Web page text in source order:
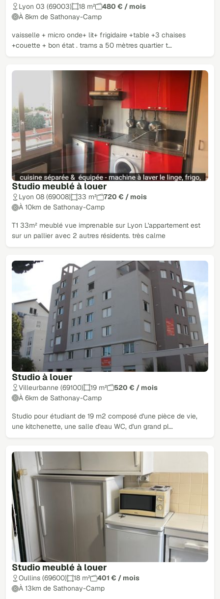
Lyon 03 (69003) 18 m²
480 € / mois
À 8km de Sathonay-Camp
vaisselle + micro onde+ lit+ frigidaire +table +3 chaises
+couette + bon état . trams a 50 mètres quartier t…
Studio meublé à louer
Lyon 08 (69008) 33 m²
720 € / mois
À 10km de Sathonay-Camp
T1 33m² meublé vue imprenable sur Lyon L'appartement est
sur un pallier avec 2 autres résidents. très calme
Studio à louer
Villeurbanne (69100) 19 m²
520 € / mois
À 6km de Sathonay-Camp
Studio pour étudiant de 19 m2 composé d'une pièce de vie,
une kitchenette, une salle d'eau WC, d'un grand pl…
Studio meublé à louer
Oullins (69600) 18 m²
401 € / mois
À 13km de Sathonay-Camp